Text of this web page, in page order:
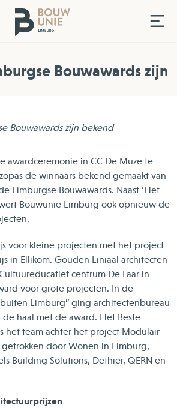
Bouwawards zijn
awardceremonie in CC De Muze te
de winnaars bekend gemaakt van
Limburgse Bouwawards. Naast ‘Het
Bouwunie Limburg ook opnieuw de
voor kleine projecten met het project
in Ellikom. Gouden Liniaal architecten
centrum De Faar in
voor grote projecten. In de
Limburg” ging architectenbureau
de haal met de award. Het Beste
het team achter het project Modulair
door Wonen in Limburg,
Building Solutions, Dethier, QERN en